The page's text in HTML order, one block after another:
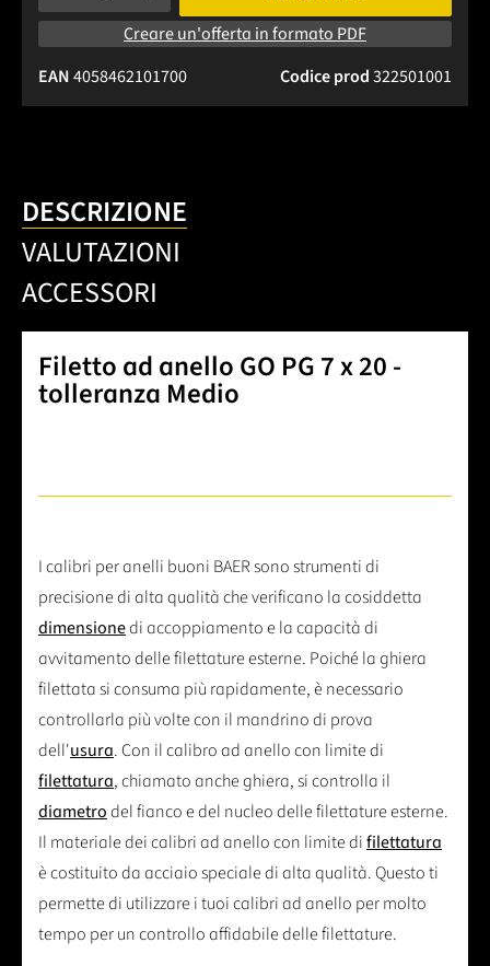
Creare un'offerta in formato PDF
Codice prod322501001
EAN4058462101700
DESCRIZIONE
VALUTAZIONI
ACCESSORI
Filetto ad anello GO PG 7 x 20 -
tolleranza Medio
I calibri per anelli buoni BAER sono strumenti di
precisione di alta qualità che verificano la cosiddetta
dimensionedi accoppiamento e la capacità di
avvitamento delle filettature esterne. Poiché la ghiera
filettata si consuma più rapidamente, è necessario
controllarla più volte con il mandrino di prova
dell'usura. Con il calibro ad anello con limite di
filettatura, chiamato anche ghiera, si controlla il
diametrodel fianco e del nucleo delle filettature esterne.
Il materiale dei calibri ad anello con limite difilettatura
è costituito da acciaio speciale di alta qualità. Questo ti
permette di utilizzare i tuoi calibri ad anello per molto
tempo per un controllo affidabile delle filettature.